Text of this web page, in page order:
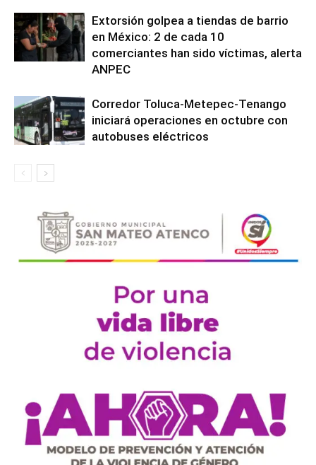
Extorsión golpea a tiendas de barrio
en México: 2 de cada 10
comerciantes han sido víctimas, alerta
ANPEC
Corredor Toluca-Metepec-Tenango
iniciará operaciones en octubre con
autobuses eléctricos